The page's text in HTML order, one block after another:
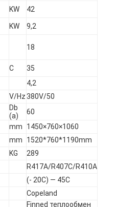
KW
42
KW
9,2
18
C
35
4,2
V/Hz 380V/50
Db
(a)
60
mm
1450×760×1060
mm
1520*760*1190mm
KG
289
R417A/R407C/R410A
(- 20C) — 45C
Copeland
Finned теплообмен